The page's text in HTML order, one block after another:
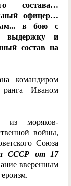
состава…
офицер…
в бою с
выдержку и
состав на
командиром
Иваном
из моряков-
войны,
Союза
СССР от 17
вверенным